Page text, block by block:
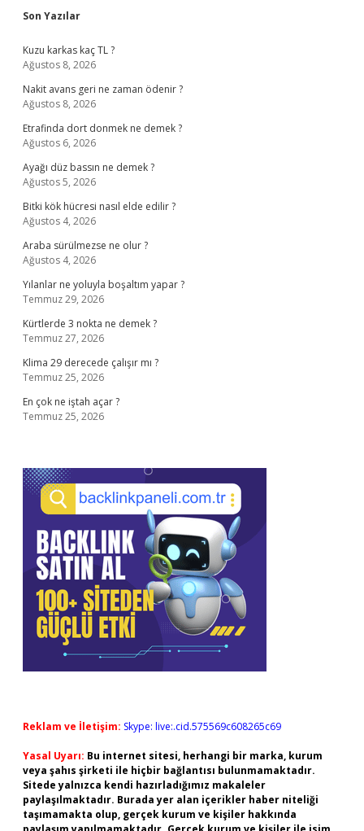
Sidebar
Son Yazılar
Kuzu karkas kaç TL ?
Ağustos 8, 2026
Nakit avans geri ne zaman ödenir ?
Ağustos 8, 2026
Etrafinda dort donmek ne demek ?
Ağustos 6, 2026
Ayağı düz bassın ne demek ?
Ağustos 5, 2026
Bitki kök hücresi nasıl elde edilir ?
Ağustos 4, 2026
Araba sürülmezse ne olur ?
Ağustos 4, 2026
Yılanlar ne yoluyla boşaltım yapar ?
Temmuz 29, 2026
Kürtlerde 3 nokta ne demek ?
Temmuz 27, 2026
Klima 29 derecede çalışır mı ?
Temmuz 25, 2026
En çok ne iştah açar ?
Temmuz 25, 2026
Reklam ve İletişim: Skype: live:.cid.575569c608265c69
Yasal Uyarı: Bu internet sitesi, herhangi bir marka, kurum
veya şahıs şirketi ile hiçbir bağlantısı bulunmamaktadır.
Sitede yalnızca kendi hazırladığımız makaleler
paylaşılmaktadır. Burada yer alan içerikler haber niteliği
taşımamakta olup, gerçek kurum ve kişiler hakkında